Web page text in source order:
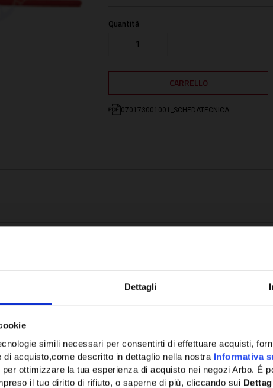
Dettagli
simili necessari per consentirti di effettuare acquisti,
di acquisto,come descritto in dettaglio nella nostra Informativa
ottimizzare la tua esperienza di acquisto nei negozi Arbo. É
il tuo diritto di rifiuto, o saperne di più, cliccando sui
Quantità
070173001001_SCHEDATECNICA
Potrebbe anche interessarti